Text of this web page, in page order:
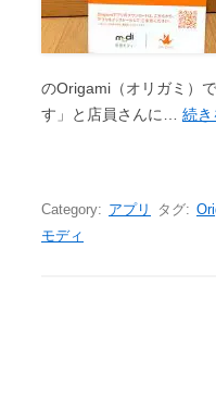
のOrigami（オリガミ）
す」と店員さんに… 続
Category: アプリ タグ:
モディ